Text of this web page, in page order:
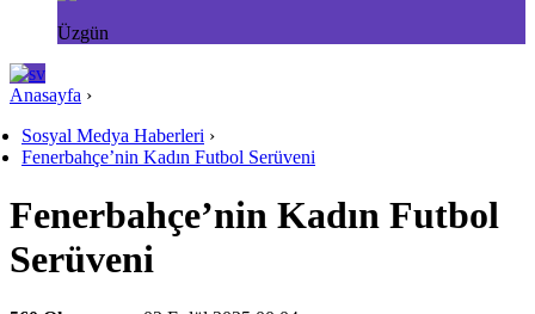
Üzgün
Anasayfa ›
Sosyal Medya Haberleri ›
Fenerbahçe’nin Kadın Futbol Serüveni
Fenerbahçe’nin Kadın Futbol
Serüveni